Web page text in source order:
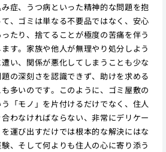
症、うつ病といった精神的な問題を抱
、ゴミは単なる不要品ではなく、安心
たり、捨てることが極度の苦痛を伴う
す。家族や他人が無理やり処分しよう
い、関係が悪化してしまうことも少な
の深刻さを認識できず、助けを求める
多いのです。このように、ゴミ屋敷の
「モノ」を片付けるだけでなく、住人
わなければならない、非常にデリケー
運び出すだけでは根本的な解決にはな
、そして何よりも住人の心に寄り添う